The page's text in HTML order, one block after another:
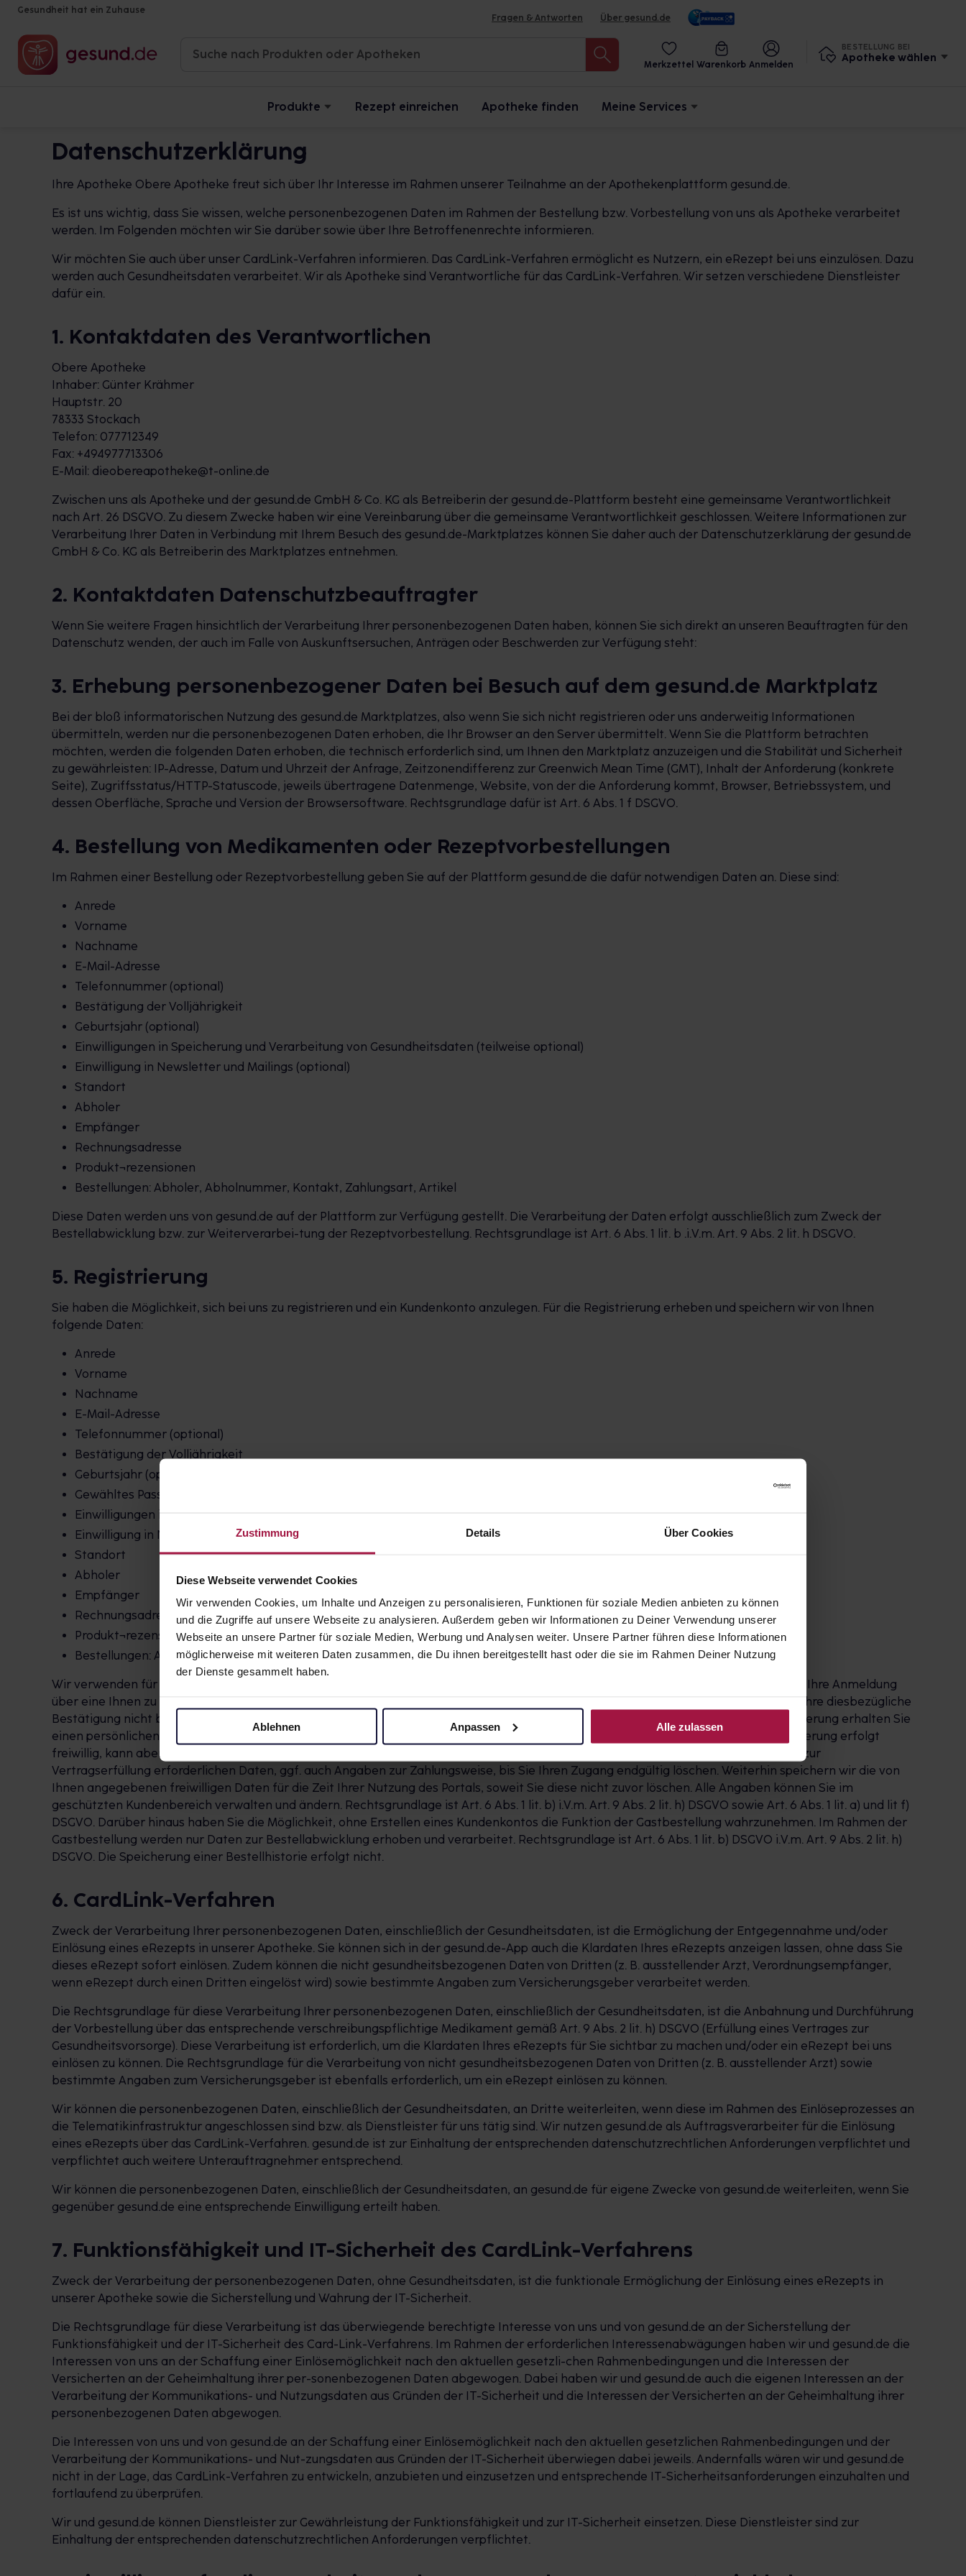
Zustimmung Details Über Cookies
Diese Webseite verwendet Cookies
Wir verwenden Cookies, um Inhalte und Anzeigen zu personalisieren, Funktionen für soziale Medien anbieten zu können
und die Zugriffe auf unsere Webseite zu analysieren. Außerdem geben wir Informationen zu Deiner Verwendung unserer
Webseite an unsere Partner für soziale Medien, Werbung und Analysen weiter. Unsere Partner führen diese Informationen
möglicherweise mit weiteren Daten zusammen, die Du ihnen bereitgestellt hast oder die sie im Rahmen Deiner Nutzung
der Dienste gesammelt haben.
Ablehnen Anpassen Alle zulassen
Gesundheit hat ein Zuhause
Fragen & Antworten Über gesund.de
Merkzettel Warenkorb Anmelden
BESTELLUNG BEI
Apotheke wählen
Produkte Rezept einreichen Apotheke finden Meine Services
Datenschutzerklärung
Ihre Apotheke Obere Apotheke freut sich über Ihr Interesse im Rahmen unserer Teilnahme an der Apothekenplattform gesund.de.
Es ist uns wichtig, dass Sie wissen, welche personenbezogenen Daten im Rahmen der Bestellung bzw. Vorbestellung von uns als Apotheke verarbeitet
werden. Im Folgenden möchten wir Sie darüber sowie über Ihre Betroffenenrechte informieren.
Wir möchten Sie auch über unser CardLink-Verfahren informieren. Das CardLink-Verfahren ermöglicht es Nutzern, ein eRezept bei uns einzulösen. Dazu
werden auch Gesundheitsdaten verarbeitet. Wir als Apotheke sind Verantwortliche für das CardLink-Verfahren. Wir setzen verschiedene Dienstleister
dafür ein.
1. Kontaktdaten des Verantwortlichen
Obere Apotheke
Inhaber: Günter Krähmer
Hauptstr. 20
78333 Stockach
Telefon: 077712349
Fax: +494977713306
E-Mail: dieobereapotheke@t-online.de
Zwischen uns als Apotheke und der gesund.de GmbH & Co. KG als Betreiberin der gesund.de-Plattform besteht eine gemeinsame Verantwortlichkeit
nach Art. 26 DSGVO. Zu diesem Zwecke haben wir eine Vereinbarung über die gemeinsame Verantwortlichkeit geschlossen. Weitere Informationen zur
Verarbeitung Ihrer Daten in Verbindung mit Ihrem Besuch des gesund.de-Marktplatzes können Sie daher auch der Datenschutzerklärung der gesund.de
GmbH & Co. KG als Betreiberin des Marktplatzes entnehmen.
2. Kontaktdaten Datenschutzbeauftragter
Wenn Sie weitere Fragen hinsichtlich der Verarbeitung Ihrer personenbezogenen Daten haben, können Sie sich direkt an unseren Beauftragten für den
Datenschutz wenden, der auch im Falle von Auskunftsersuchen, Anträgen oder Beschwerden zur Verfügung steht:
3. Erhebung personenbezogener Daten bei Besuch auf dem gesund.de Marktplatz
Bei der bloß informatorischen Nutzung des gesund.de Marktplatzes, also wenn Sie sich nicht registrieren oder uns anderweitig Informationen
übermitteln, werden nur die personenbezogenen Daten erhoben, die Ihr Browser an den Server übermittelt. Wenn Sie die Plattform betrachten
möchten, werden die folgenden Daten erhoben, die technisch erforderlich sind, um Ihnen den Marktplatz anzuzeigen und die Stabilität und Sicherheit
zu gewährleisten: IP-Adresse, Datum und Uhrzeit der Anfrage, Zeitzonendifferenz zur Greenwich Mean Time (GMT), Inhalt der Anforderung (konkrete
Seite), Zugriffsstatus/HTTP-Statuscode, jeweils übertragene Datenmenge, Website, von der die Anforderung kommt, Browser, Betriebssystem, und
dessen Oberfläche, Sprache und Version der Browsersoftware. Rechtsgrundlage dafür ist Art. 6 Abs. 1 f DSGVO.
4. Bestellung von Medikamenten oder Rezeptvorbestellungen
Im Rahmen einer Bestellung oder Rezeptvorbestellung geben Sie auf der Plattform gesund.de die dafür notwendigen Daten an. Diese sind:
Anrede
Vorname
Nachname
E-Mail-Adresse
Telefonnummer (optional)
Bestätigung der Volljährigkeit
Geburtsjahr (optional)
Einwilligungen in Speicherung und Verarbeitung von Gesundheitsdaten (teilweise optional)
Einwilligung in Newsletter und Mailings (optional)
Standort
Abholer
Empfänger
Rechnungsadresse
Produkt¬rezensionen
Bestellungen: Abholer, Abholnummer, Kontakt, Zahlungsart, Artikel
Diese Daten werden uns von gesund.de auf der Plattform zur Verfügung gestellt. Die Verarbeitung der Daten erfolgt ausschließlich zum Zweck der
Bestellabwicklung bzw. zur Weiterverarbei-tung der Rezeptvorbestellung. Rechtsgrundlage ist Art. 6 Abs. 1 lit. b .i.V.m. Art. 9 Abs. 2 lit. h DSGVO.
5. Registrierung
Sie haben die Möglichkeit, sich bei uns zu registrieren und ein Kundenkonto anzulegen. Für die Registrierung erheben und speichern wir von Ihnen
folgende Daten:
Anrede
Vorname
Nachname
E-Mail-Adresse
Telefonnummer (optional)
Bestätigung der Volljährigkeit
Geburtsjahr (optional)
Gewähltes Passwort
Einwilligungen in Speicherung und Verarbeitung von Gesundheitsdaten (teilweise optional)
Einwilligung in Newsletter und Mailings (optional)
Standort
Abholer
Empfänger
Rechnungsadresse
Produkt¬rezensionen
Bestellungen: Abholer, Abholnummer, Kontakt, Zahlungsart
Wir verwenden für die Registrierung das sog. Double-opt-in-Verfahren, d. h. Ihre Registrierung ist erst abgeschlossen, wenn Sie zuvor Ihre Anmeldung
über eine Ihnen zu diesem Zweck zugesandte Bestätigungs-E-Mail durch Klick auf den darin enthaltenen Link bestätigt haben. Falls Ihre diesbezügliche
Bestätigung nicht binnen 7 Tagen erfolgt, wird Ihre Anmeldung automatisch aus unserer Datenbank gelöscht. Nach erfolgter Registrierung erhalten Sie
einen persönlichen, passwortgeschützten Zugang und können die von Ihnen hinterlegten Daten einsehen und verwalten. Die Registrierung erfolgt
freiwillig, kann aber Voraussetzung sein, um unsere Dienste in Anspruch zu nehmen. Wenn Sie unser Portal nutzen, speichern wir Ihre zur
Vertragserfüllung erforderlichen Daten, ggf. auch Angaben zur Zahlungsweise, bis Sie Ihren Zugang endgültig löschen. Weiterhin speichern wir die von
Ihnen angegebenen freiwilligen Daten für die Zeit Ihrer Nutzung des Portals, soweit Sie diese nicht zuvor löschen. Alle Angaben können Sie im
geschützten Kundenbereich verwalten und ändern. Rechtsgrundlage ist Art. 6 Abs. 1 lit. b) i.V.m. Art. 9 Abs. 2 lit. h) DSGVO sowie Art. 6 Abs. 1 lit. a) und lit f)
DSGVO. Darüber hinaus haben Sie die Möglichkeit, ohne Erstellen eines Kundenkontos die Funktion der Gastbestellung wahrzunehmen. Im Rahmen der
Gastbestellung werden nur Daten zur Bestellabwicklung erhoben und verarbeitet. Rechtsgrundlage ist Art. 6 Abs. 1 lit. b) DSGVO i.V.m. Art. 9 Abs. 2 lit. h)
DSGVO. Die Speicherung einer Bestellhistorie erfolgt nicht.
6. CardLink-Verfahren
Zweck der Verarbeitung Ihrer personenbezogenen Daten, einschließlich der Gesundheitsdaten, ist die Ermöglichung der Entgegennahme und/oder
Einlösung eines eRezepts in unserer Apotheke. Sie können sich in der gesund.de-App auch die Klardaten Ihres eRezepts anzeigen lassen, ohne dass Sie
dieses eRezept sofort einlösen. Zudem können die nicht gesundheitsbezogenen Daten von Dritten (z. B. ausstellender Arzt, Verordnungsempfänger,
wenn eRezept durch einen Dritten eingelöst wird) sowie bestimmte Angaben zum Versicherungsgeber verarbeitet werden.
Die Rechtsgrundlage für diese Verarbeitung Ihrer personenbezogenen Daten, einschließlich der Gesundheitsdaten, ist die Anbahnung und Durchführung
der Vorbestellung über das entsprechende verschreibungspflichtige Medikament gemäß Art. 9 Abs. 2 lit. h) DSGVO (Erfüllung eines Vertrages zur
Gesundheitsvorsorge). Diese Verarbeitung ist erforderlich, um die Klardaten Ihres eRezepts für Sie sichtbar zu machen und/oder ein eRezept bei uns
einlösen zu können. Die Rechtsgrundlage für die Verarbeitung von nicht gesundheitsbezogenen Daten von Dritten (z. B. ausstellender Arzt) sowie
bestimmte Angaben zum Versicherungsgeber ist ebenfalls erforderlich, um ein eRezept einlösen zu können.
Wir können die personenbezogenen Daten, einschließlich der Gesundheitsdaten, an Dritte weiterleiten, wenn diese im Rahmen des Einlöseprozesses an
die Telematikinfrastruktur angeschlossen sind bzw. als Dienstleister für uns tätig sind. Wir nutzen gesund.de als Auftragsverarbeiter für die Einlösung
eines eRezepts über das CardLink-Verfahren. gesund.de ist zur Einhaltung der entsprechenden datenschutzrechtlichen Anforderungen verpflichtet und
verpflichtet auch weitere Unterauftragnehmer entsprechend.
Wir können die personenbezogenen Daten, einschließlich der Gesundheitsdaten, an gesund.de für eigene Zwecke von gesund.de weiterleiten, wenn Sie
gegenüber gesund.de eine entsprechende Einwilligung erteilt haben.
7. Funktionsfähigkeit und IT-Sicherheit des CardLink-Verfahrens
Zweck der Verarbeitung der personenbezogenen Daten, ohne Gesundheitsdaten, ist die funktionale Ermöglichung der Einlösung eines eRezepts in
unserer Apotheke sowie die Sicherstellung und Wahrung der IT-Sicherheit.
Die Rechtsgrundlage für diese Verarbeitung ist das überwiegende berechtigte Interesse von uns und von gesund.de an der Sicherstellung der
Funktionsfähigkeit und der IT-Sicherheit des Card-Link-Verfahrens. Im Rahmen der erforderlichen Interessenabwägungen haben wir und gesund.de die
Interessen von uns an der Schaffung einer Einlösemöglichkeit nach den aktuellen gesetzli-chen Rahmenbedingungen und die Interessen der
Versicherten an der Geheimhaltung ihrer per-sonenbezogenen Daten abgewogen. Dabei haben wir und gesund.de auch die eigenen Interessen an der
Verarbeitung der Kommunikations- und Nutzungsdaten aus Gründen der IT-Sicherheit und die Interessen der Versicherten an der Geheimhaltung ihrer
personenbezogenen Daten abgewogen.
Die Interessen von uns und von gesund.de an der Schaffung einer Einlösemöglichkeit nach den aktuellen gesetzlichen Rahmenbedingungen und der
Verarbeitung der Kommunikations- und Nut-zungsdaten aus Gründen der IT-Sicherheit überwiegen dabei jeweils. Andernfalls wären wir und gesund.de
nicht in der Lage, das CardLink-Verfahren zu entwickeln, anzubieten und einzusetzen und entsprechende IT-Sicherheitsanforderungen einzuhalten und
fortlaufend zu überprüfen.
Wir und gesund.de können Dienstleister zur Gewährleistung der Funktionsfähigkeit und zur IT-Sicherheit einsetzen. Diese Dienstleister sind zur
Einhaltung der entsprechenden datenschutzrechtlichen Anforderungen verpflichtet.